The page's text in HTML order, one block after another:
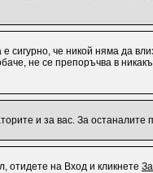
сигурно, че никой няма да
не се препоръчва в
и за вас. За останалите
отидете на Вход и кликнете